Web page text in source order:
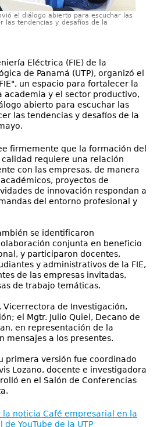
el diálogo abierto para escuchar las
las tendencias y desafíos de la
Eléctrica (FIE) de la
de Panamá (UTP), organizó el
un espacio para fortalecer la
academia y el sector productivo,
abierto para escuchar las
las tendencias y desafíos de la
firmemente que la formación del
requiere una relación
con las empresas, de manera
proyectos de
de innovación respondan a
del entorno profesional y
se identificaron
conjunta en beneficio
y participaron docentes,
y administrativos de la FIE,
de las empresas invitadas,
de trabajo temáticas.
Vicerrectora de Investigación,
el Mgtr. Julio Quiel, Decano de
en representación de la
mensajes a los presentes.
primera versión fue coordinado
Lozano, docente e investigadora
en el Salón de Conferencias
la noticia Café empresarial en la
de YouTube de la UTP